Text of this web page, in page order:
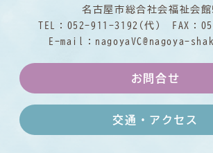
名古屋市総合社会福祉会館
TEL： 052-911-3192 (代) FAX：
E-mail： nagoyaVC@nagoya-
お問合せ
交通・アクセス